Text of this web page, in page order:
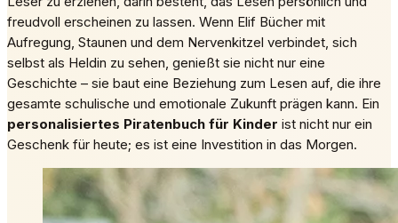
freudvoll erscheinen zu lassen. Wenn Elif Bücher mit
Aufregung, Staunen und dem Nervenkitzel verbindet, sich
selbst als Heldin zu sehen, genießt sie nicht nur eine
Geschichte – sie baut eine Beziehung zum Lesen auf, die ihre
gesamte schulische und emotionale Zukunft prägen kann. Ein
personalisiertes Piratenbuch für Kinder ist nicht nur ein
Geschenk für heute; es ist eine Investition in das Morgen.